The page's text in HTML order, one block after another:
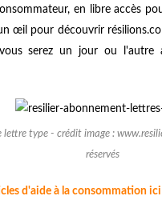
en libre accès
œil pour découvrir
serez un jour ou l'autre
lettre type - crédit image :
réservés
d'aide à la consommation ici